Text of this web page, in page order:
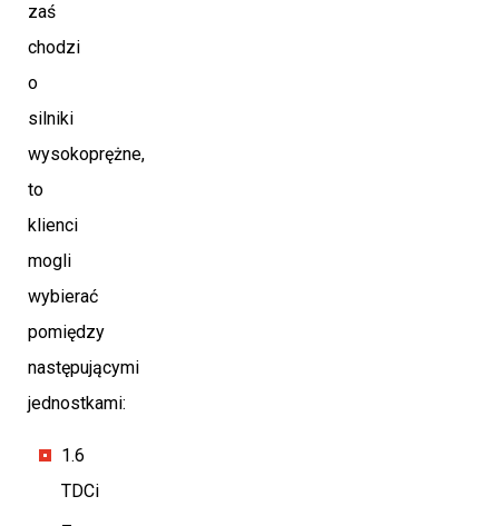
zaś
chodzi
o
silniki
wysokoprężne,
to
klienci
mogli
wybierać
pomiędzy
następującymi
jednostkami:
1.6
TDCi